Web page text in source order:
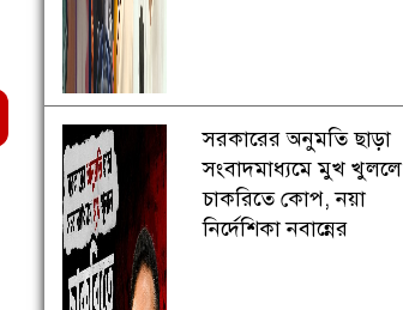
সরকারের অনুমতি ছাড়া
সংবাদমাধ্যমে মুখ খুললে
চাকরিতে কোপ, নয়া
নির্দেশিকা নবান্নের